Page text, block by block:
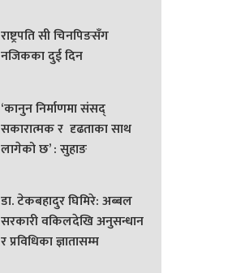
राष्ट्रपति सी चिनपिङसँग
नजिकका दुई दिन
‘कानुन निर्माणमा संसद्
सकारात्मक र दृढताका साथ
लागेको छ’ : सुहाङ
डा. टेकबहादुर घिमिरे: अब्बल
सरकारी वकिलदेखि अनुसन्धान
र प्रविधिका ज्ञातासम्म